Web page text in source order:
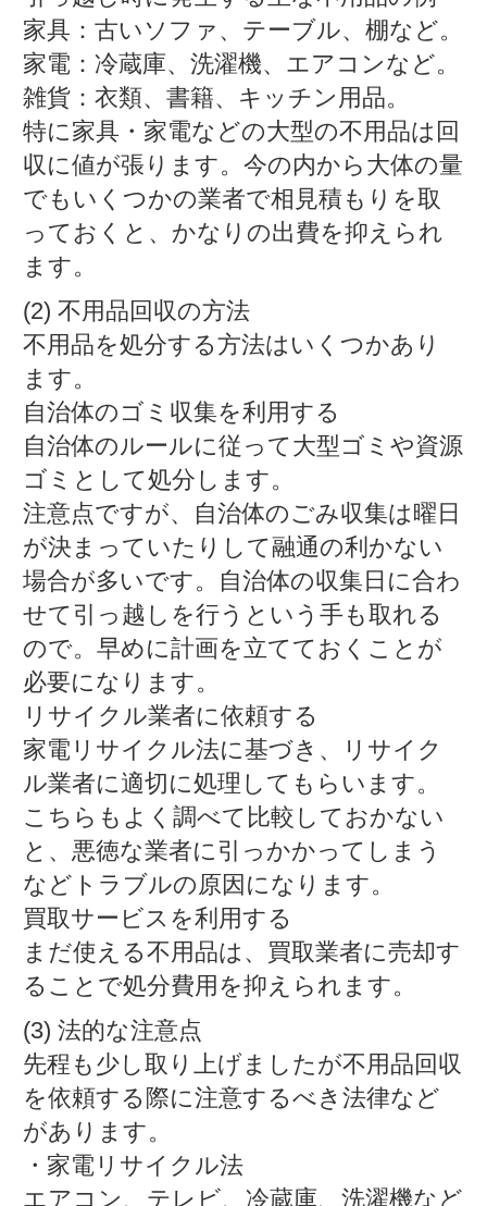
家具：古いソファ、テーブル、棚など。
家電：冷蔵庫、洗濯機、エアコンなど。
雑貨：衣類、書籍、キッチン用品。
特に家具・家電などの大型の不用品は回
収に値が張ります。今の内から大体の量
でもいくつかの業者で相見積もりを取
っておくと、かなりの出費を抑えられ
ます。
(2) 不用品回収の方法
不用品を処分する方法はいくつかあり
ます。
自治体のゴミ収集を利用する
自治体のルールに従って大型ゴミや資源
ゴミとして処分します。
注意点ですが、自治体のごみ収集は曜日
が決まっていたりして融通の利かない
場合が多いです。自治体の収集日に合わ
せて引っ越しを行うという手も取れる
ので。早めに計画を立てておくことが
必要になります。
リサイクル業者に依頼する
家電リサイクル法に基づき、リサイク
ル業者に適切に処理してもらいます。
こちらもよく調べて比較しておかない
と、悪徳な業者に引っかかってしまう
などトラブルの原因になります。
買取サービスを利用する
まだ使える不用品は、買取業者に売却す
ることで処分費用を抑えられます。
(3) 法的な注意点
先程も少し取り上げましたが不用品回収
を依頼する際に注意するべき法律など
があります。
・家電リサイクル法
エアコン、テレビ、冷蔵庫、洗濯機など